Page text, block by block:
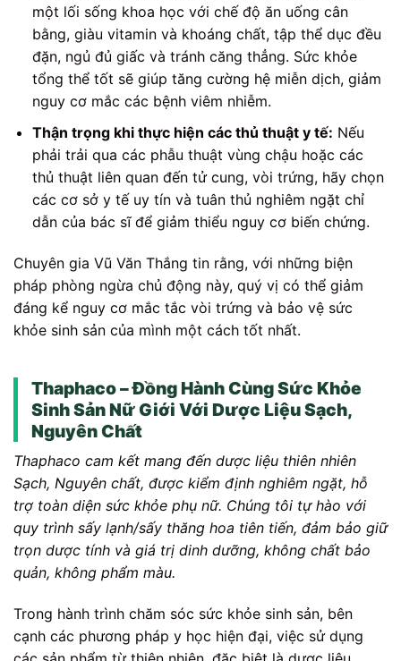
một lối sống khoa học với chế độ ăn uống cân
bằng, giàu vitamin và khoáng chất, tập thể dục đều
đặn, ngủ đủ giấc và tránh căng thẳng. Sức khỏe
tổng thể tốt sẽ giúp tăng cường hệ miễn dịch, giảm
nguy cơ mắc các bệnh viêm nhiễm.
Thận trọng khi thực hiện các thủ thuật y tế: Nếu
phải trải qua các phẫu thuật vùng chậu hoặc các
thủ thuật liên quan đến tử cung, vòi trứng, hãy chọn
các cơ sở y tế uy tín và tuân thủ nghiêm ngặt chỉ
dẫn của bác sĩ để giảm thiểu nguy cơ biến chứng.
Chuyên gia Vũ Văn Thắng tin rằng, với những biện
pháp phòng ngừa chủ động này, quý vị có thể giảm
đáng kể nguy cơ mắc tắc vòi trứng và bảo vệ sức
khỏe sinh sản của mình một cách tốt nhất.
Thaphaco – Đồng Hành Cùng Sức Khỏe
Sinh Sản Nữ Giới Với Dược Liệu Sạch,
Nguyên Chất
Thaphaco cam kết mang đến dược liệu thiên nhiên
Sạch, Nguyên chất, được kiểm định nghiêm ngặt, hỗ
trợ toàn diện sức khỏe phụ nữ. Chúng tôi tự hào với
quy trình sấy lạnh/sấy thăng hoa tiên tiến, đảm bảo giữ
trọn dược tính và giá trị dinh dưỡng, không chất bảo
quản, không phẩm màu.
Trong hành trình chăm sóc sức khỏe sinh sản, bên
cạnh các phương pháp y học hiện đại, việc sử dụng